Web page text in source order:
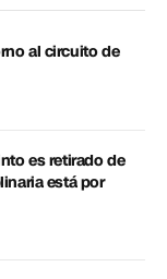
al circuito de
es retirado de
está por